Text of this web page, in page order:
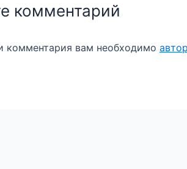
комментарий
комментария вам необходимо